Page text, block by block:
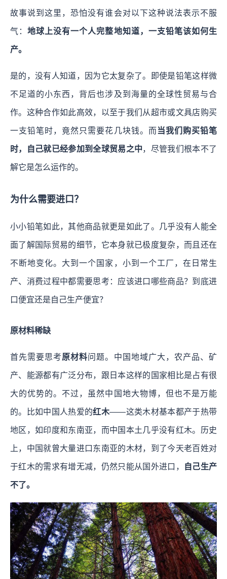
故事说到这里，恐怕没有谁会对以下这种说法表示不服
气：地球上没有一个人完整地知道，一支铅笔该如何生
产。
是的，没有人知道，因为它太复杂了。即使是铅笔这样微
不足道的小东西，背后也涉及到海量的全球性贸易与合
作。这种合作如此高效，以至于我们从超市或文具店购买
一支铅笔时，竟然只需要花几块钱。而 当我们购买铅笔
时，自己就已经参加到全球贸易之中，尽管我们根本不了
解它是怎么运作的。
为什么需要进口？
小小铅笔如此，其他商品就更是如此了。几乎没有人能全
面了解国际贸易的细节，它本身就已极度复杂，而且还在
不断地变化。大到一个国家，小到一个工厂，在日常生
产、消费过程中都需要思考：应该进口哪些商品？到底进
口便宜还是自己生产便宜？
原材料稀缺
首先需要思考原材料问题。中国地域广大，农产品、矿
产、能源都有广泛分布，跟日本这样的国家相比是占有很
大的优势的。不过，虽然中国地大物博，但也不是万能
的。比如中国人热爱的红木——这类木材基本都产于热带
地区，如印度和东南亚，而中国本土几乎没有红木。历史
上，中国就曾大量进口东南亚的木材，到了今天老百姓对
于红木的需求有增无减，仍然只能从国外进口， 自己生产
不了。